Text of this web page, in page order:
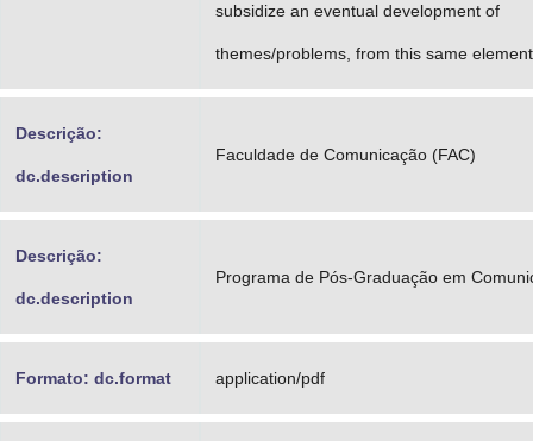
subsidize an eventual development of
themes/problems, from this same
Descrição:
dc.description
Faculdade de Comunicação (FAC)
Descrição:
dc.description
Programa de Pós-Graduação em
Formato: dc.format application/pdf